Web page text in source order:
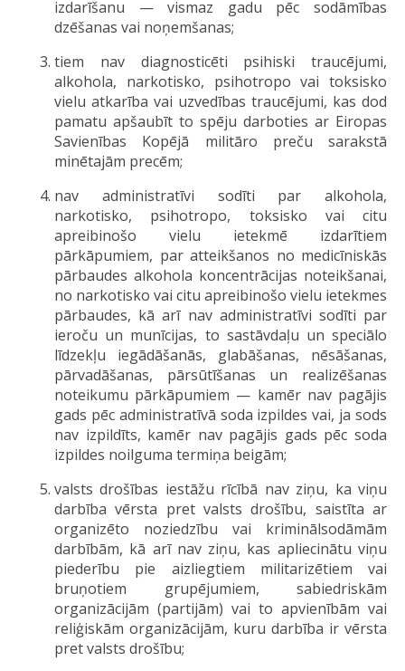
izdarīšanu — vismaz gadu pēc sodāmības
dzēšanas vai noņemšanas;
tiem nav diagnosticēti psihiski traucējumi,
alkohola, narkotisko, psihotropo vai toksisko
vielu atkarība vai uzvedības traucējumi, kas dod
pamatu apšaubīt to spēju darboties ar Eiropas
Savienības Kopējā militāro preču sarakstā
minētajām precēm;
nav administratīvi sodīti par alkohola,
narkotisko, psihotropo, toksisko vai citu
apreibinošo vielu ietekmē izdarītiem
pārkāpumiem, par atteikšanos no medicīniskās
pārbaudes alkohola koncentrācijas noteikšanai,
no narkotisko vai citu apreibinošo vielu ietekmes
pārbaudes, kā arī nav administratīvi sodīti par
ieroču un munīcijas, to sastāvdaļu un speciālo
līdzekļu iegādāšanās, glabāšanas, nēsāšanas,
pārvadāšanas, pārsūtīšanas un realizēšanas
noteikumu pārkāpumiem — kamēr nav pagājis
gads pēc administratīvā soda izpildes vai, ja sods
nav izpildīts, kamēr nav pagājis gads pēc soda
izpildes noilguma termiņa beigām;
valsts drošības iestāžu rīcībā nav ziņu, ka viņu
darbība vērsta pret valsts drošību, saistīta ar
organizēto noziedzību vai kriminālsodāmām
darbībām, kā arī nav ziņu, kas apliecinātu viņu
piederību pie aizliegtiem militarizētiem vai
bruņotiem grupējumiem, sabiedriskām
organizācijām (partijām) vai to apvienībām vai
reliģiskām organizācijām, kuru darbība ir vērsta
pret valsts drošību;